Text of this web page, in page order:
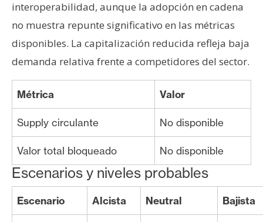
interoperabilidad, aunque la adopción en cadena
no muestra repunte significativo en las métricas
disponibles. La capitalización reducida refleja baja
demanda relativa frente a competidores del sector.
Métrica Valor
Supply circulante No disponible
Valor total bloqueado No disponible
Escenarios y niveles probables
Escenario Alcista Neutral Bajista